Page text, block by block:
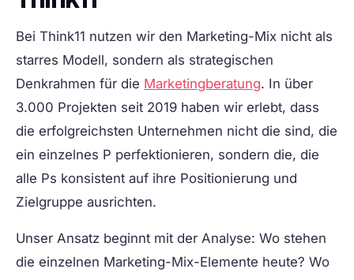
Bei Think11 nutzen wir den Marketing-Mix nicht als
starres Modell, sondern als strategischen
Denkrahmen für die Marketingberatung. In über
3.000 Projekten seit 2019 haben wir erlebt, dass
die erfolgreichsten Unternehmen nicht die sind, die
ein einzelnes P perfektionieren, sondern die, die
alle Ps konsistent auf ihre Positionierung und
Zielgruppe ausrichten.
Unser Ansatz beginnt mit der Analyse: Wo stehen
die einzelnen Marketing-Mix-Elemente heute? Wo